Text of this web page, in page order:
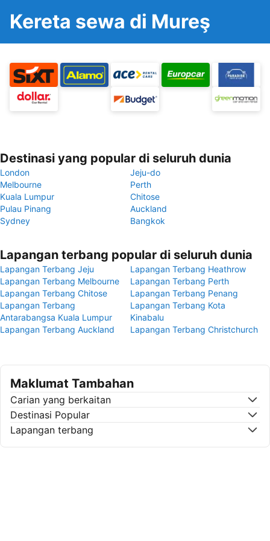
Kereta sewa di Mureş
Destinasi yang popular di seluruh dunia
London
Jeju-do
Melbourne
Perth
Kuala Lumpur
Chitose
Pulau Pinang
Auckland
Sydney
Bangkok
Lapangan terbang popular di seluruh dunia
Lapangan Terbang Jeju
Lapangan Terbang Heathrow
Lapangan Terbang Melbourne
Lapangan Terbang Perth
Lapangan Terbang Chitose
Lapangan Terbang Penang
Lapangan Terbang
Antarabangsa Kuala Lumpur
Lapangan Terbang Kota
Kinabalu
Lapangan Terbang Auckland
Lapangan Terbang Christchurch
Maklumat Tambahan
Carian yang berkaitan
Destinasi Popular
Lapangan terbang